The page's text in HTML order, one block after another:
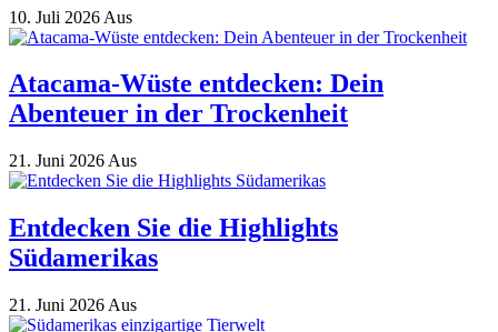
10. Juli 2026 Aus
Atacama-Wüste entdecken: Dein
Abenteuer in der Trockenheit
21. Juni 2026 Aus
Entdecken Sie die Highlights
Südamerikas
21. Juni 2026 Aus